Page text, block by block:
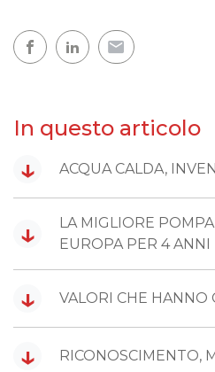
In questo articolo
↓ ACQUA CALDA,
↓
LA MIGLIORE
EUROPA PER 4 ANNI
↓ VALORI CHE HANNO
↓ RICONOSCIMENTO,